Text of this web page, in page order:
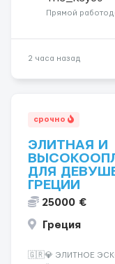
эротическом
Прямой
2 часа назад
срочно
ЭЛИТНАЯ И
ДЛЯ
ГРЕЦИИ
25000 €
Греция
🇬🇷💎 ЭЛИТНОЕ